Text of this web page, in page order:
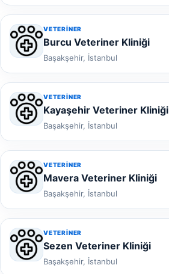
VETERINER
Burcu Veteriner Kliniği
Başakşehir, İstanbul
VETERINER
Kayaşehir Veteriner Kliniği
Başakşehir, İstanbul
VETERINER
Mavera Veteriner Kliniği
Başakşehir, İstanbul
VETERINER
Sezen Veteriner Kliniği
Başakşehir, İstanbul